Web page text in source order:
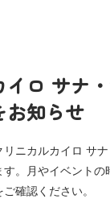
イロ サナ
お知らせ
ニカルカイロ サ
す。月やイベントの
確認ください。